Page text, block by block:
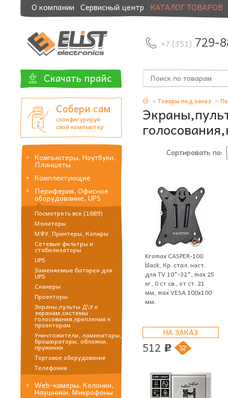
О компании Сервисный центр КАТАЛОГ ТОВАРОВ
+7 (351) 729-
Скачать прайс
Собери сам
сконфигурируй
свой компьютер
Компьютеры, Ноутбуки,
Планшеты
Комплектующие
Периферия, Офисное
оборудование, UPS
Посмотреть все (1689)
Мониторы
МФУ, Принтеры, Копиры
Сетевые фильтры и
стабилизаторы
UPS
Заменяемые батареи для
UPS
Сканеры
Проекторы
Экраны,пульты Д\У к
экранам,системы
голосования,крепления к
проекторам
Уничтожители, ламинаторы,
брошюраторы, обложки,
пружинки
Торговое оборудование
Телефония
Web-камеры, Колонки,
Наушники, Микрофоны
Товары под заказ
Сортировать по:
Kromax CASPER-100
black, Кр. стал. наст.
для TV 10"-32", max 25
кг, 0 ст св., от ст. 21
мм, max VESA 100x100
мм.
НА ЗАКАЗ
512 p